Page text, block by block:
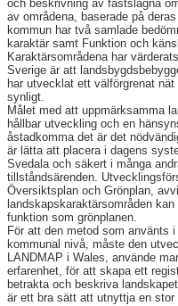
och beskrivning av fastslagna
av områdena, baserade på
kommun har två samlade
karaktär samt Funktion och
Karaktärsområdena har
Sverige är att
har utvecklat ett välförgrenat
synligt.
Målet med att uppmärksamma
hållbar utveckling och en
åstadkomma det är det
är lätta att placera i dagens
Svedala och säkert i många
tillståndsärenden.
Översiktsplan och Grönplan,
landskapskaraktärsområden
funktion som grönplanen.
För att den metod som använts
kommunal nivå, måste den
LANDMAP i Wales, använde
erfarenhet, för att skapa ett
betrakta och beskriva
är ett bra sätt att utnyttja en stor